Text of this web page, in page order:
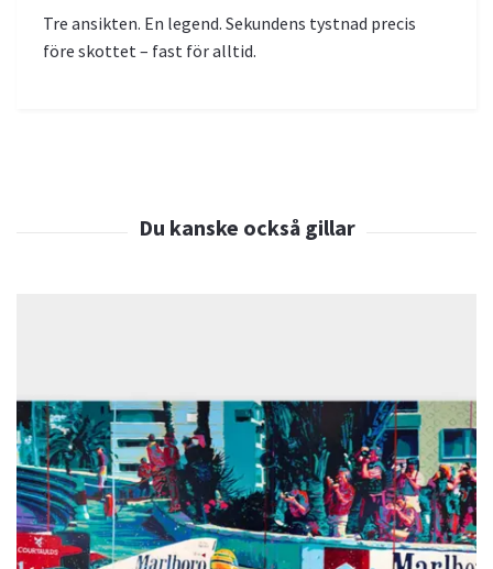
Tre ansikten. En legend. Sekundens tystnad precis
före skottet – fast för alltid.